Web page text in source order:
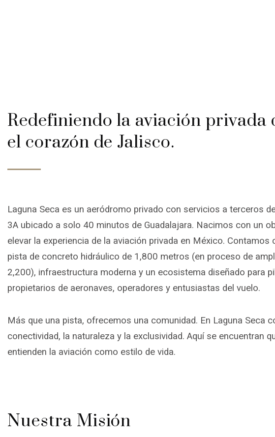
Redefiniendo la aviación privada
el corazón de Jalisco.
Laguna Seca es un aeródromo privado con servicios a terceros
3A ubicado a solo 40 minutos de Guadalajara. Nacimos con un
elevar la experiencia de la aviación privada en México. Contamos
pista de concreto hidráulico de 1,800 metros (en proceso de
2,200), infraestructura moderna y un ecosistema diseñado para
propietarios de aeronaves, operadores y entusiastas del vuelo.
Más que una pista, ofrecemos una comunidad. En Laguna Seca
conectividad, la naturaleza y la exclusividad. Aquí se encuentran
entienden la aviación como estilo de vida.
Nuestra Misión